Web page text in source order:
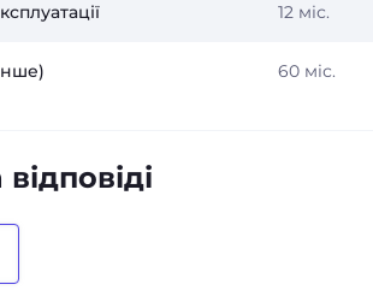
12 міс.
60 міс.